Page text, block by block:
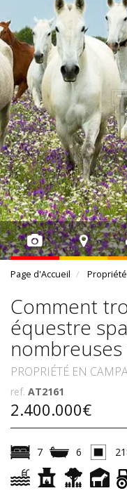
Page d'Accueil
Comment
équestre
PROPRIÉTÉ EN
ref. AT2161
2.400.000€
7 6